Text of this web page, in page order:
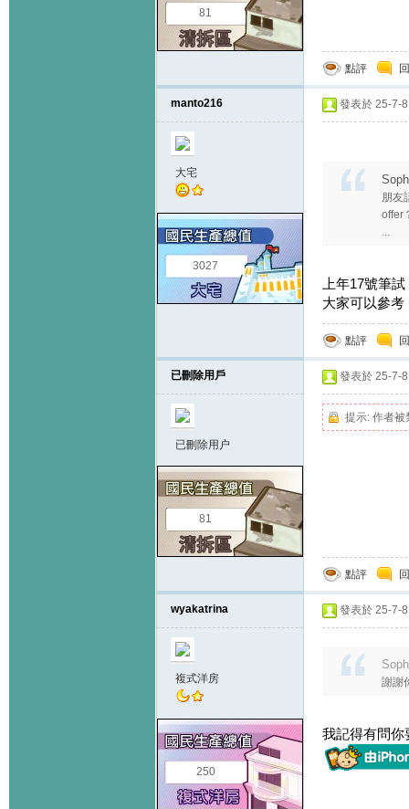
81
點評
manto216
大宅
3027
發表於 25-7-
朋友
offer
...
上年17號筆
大家可以參考
點評
已刪除用戶
已刪除用户
81
發表於 25-7-
提示: 作者被
點評
wyakatrina
複式洋房
250
發表於 25-7-
謝謝
我記得有問你